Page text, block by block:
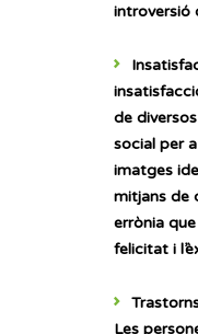
introversió
de
social per
imatges
mitjans de
errònia
felicitat i
Les